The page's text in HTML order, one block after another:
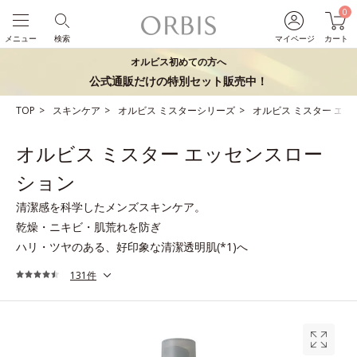
マイページ
0
カート
検索
メニュー
オルビス初めての方へ
公式通販だけの特別セット販売中！
TOP スキンケア オルビス ミスターシリーズ オルビス ミスター エ
オルビス ミスター エッセンスロー
ション
清潔感を科学したメンズスキンケア。
乾燥・ニキビ・肌荒れを防ぎ
ハリ・ツヤのある、好印象な清潔透明肌(*1)へ
131件